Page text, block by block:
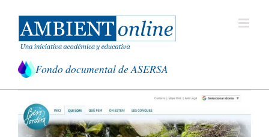
contenido
Fondo documental de ASERSA